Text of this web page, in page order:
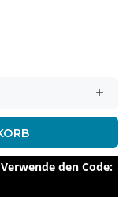
den Code: